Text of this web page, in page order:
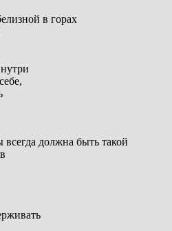
в горах
должна быть такой